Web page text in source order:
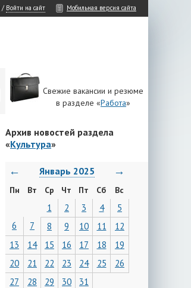
/ Войти на сайт Мобильная версия сайта
Свежие вакансии и резюме
в разделе «Работа»
Архив новостей раздела
«Культура»
← Январь 2025 →
Пн Вт Ср Чт Пт Сб Вс
1 2 3 4
5
6
7 8 9 10 11
12
13
14 15 16 17 18
19
20
21 22 23 24 25
26
27
28 29 30 31